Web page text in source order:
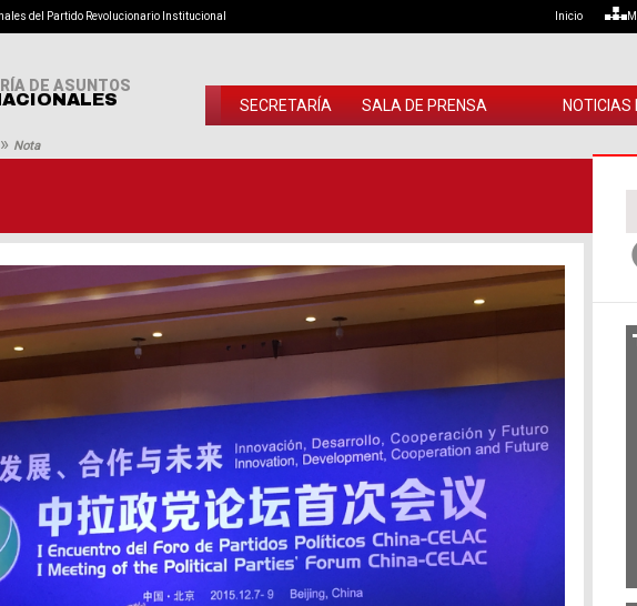
del Partido Revolucionario Institucional Inicio
DE ASUNTOS
SECRETARÍA SALA DE PRENSA NOTICIAS
» Nota